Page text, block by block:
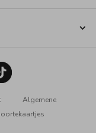
Algemene